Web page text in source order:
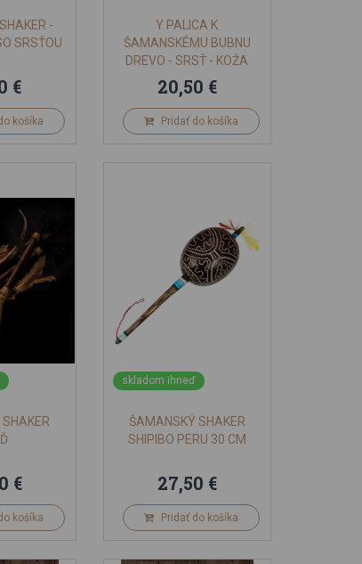
-
SRSŤOU
€
košíka
Y PALICA K
ŠAMANSKÉMU BUBNU
DREVO - SRSŤ - KOŽA
20,50 €
Pridať do košíka
€
košíka
skladom ihneď
ŠAMANSKÝ SHAKER
SHIPIBO PERU 30 CM
27,50 €
Pridať do košíka